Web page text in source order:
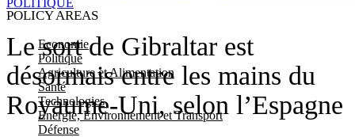
POLICY AREAS
Economie
Politique
Agriculture et Alimentation
Santé
Technologies
Energie, Environnement et Transport
Défense
Le sort de Gibraltar est
désormais entre les mains du
Royaume-Uni, selon l’Espagne
POLITIQUE